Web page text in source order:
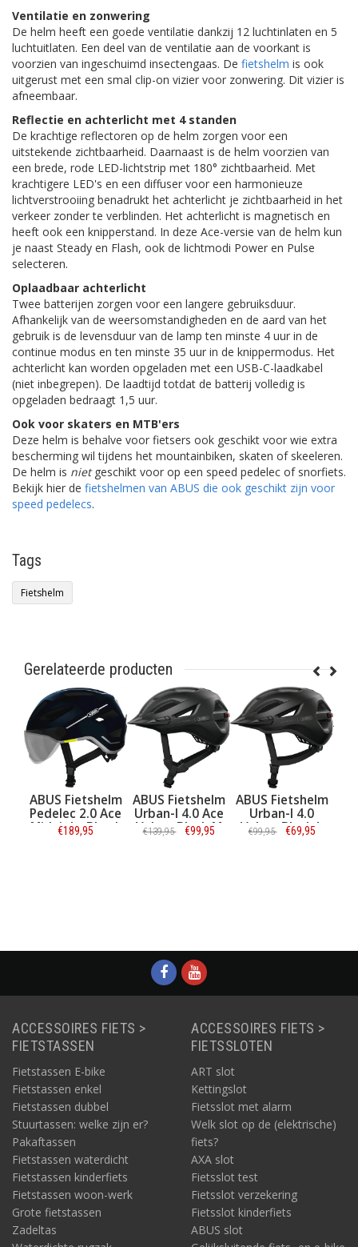
Ventilatie en zonwering
De helm heeft een goede ventilatie dankzij 12 luchtinlaten en 5
luchtuitlaten. Een deel van de ventilatie aan de voorkant is
voorzien van ingeschuimd insectengaas. De fietshelm is ook
uitgerust met een smal clip-on vizier voor zonwering. Dit vizier is
afneembaar.
Reflectie en achterlicht met 4 standen
De krachtige reflectoren op de helm zorgen voor een
uitstekende zichtbaarheid. Daarnaast is de helm voorzien van
een brede, rode LED-lichtstrip met 180° zichtbaarheid. Met
krachtigere LED's en een diffuser voor een harmonieuze
lichtverstrooiing benadrukt het achterlicht je zichtbaarheid in het
verkeer zonder te verblinden. Het achterlicht is magnetisch en
heeft ook een knipperstand. In deze Ace-versie van de helm kun
je naast Steady en Flash, ook de lichtmodi Power en Pulse
selecteren.
Oplaadbaar achterlicht
Twee batterijen zorgen voor een langere gebruiksduur.
Afhankelijk van de weersomstandigheden en de aard van het
gebruik is de levensduur van de lamp ten minste 4 uur in de
continue modus en ten minste 35 uur in de knippermodus. Het
achterlicht kan worden opgeladen met een USB-C-laadkabel
(niet inbegrepen). De laadtijd totdat de batterij volledig is
opgeladen bedraagt 1,5 uur.
Ook voor skaters en MTB'ers
Deze helm is behalve voor fietsers ook geschikt voor wie extra
bescherming wil tijdens het mountainbiken, skaten of skeeleren.
De helm is nietgeschikt voor op een speed pedelec of snorfiets.
Bekijk hier de fietshelmen van ABUS die ook geschikt zijn voor
speed pedelecs.
Tags
Fietshelm
Gerelateerde producten
2.0 Ace
Blue L
ABUS Fietshelm
Urban-I 4.0 Ace
Velvet Black M
€139,95 €99,95
ABUS Fietshelm
Urban-I 4.0
Velvet Black L
€99,95
ABUS
Urban-I 3.0
Signal Silver M
€99,95
ACCESSOIRES FIETS >
FIETSTASSEN
Fietstassen E-bike
Fietstassen enkel
Fietstassen dubbel
Stuurtassen: welke zijn er?
Pakaftassen
Fietstassen waterdicht
Fietstassen kinderfiets
Fietstassen woon-werk
Grote fietstassen
Zadeltas
ACCESSOIRES FIETS >
FIETSSLOTEN
ART slot
Kettingslot
Fietsslot met alarm
Welk slot op de (elektrische)
fiets?
AXA slot
Fietsslot test
Fietsslot verzekering
Fietsslot kinderfiets
ABUS slot